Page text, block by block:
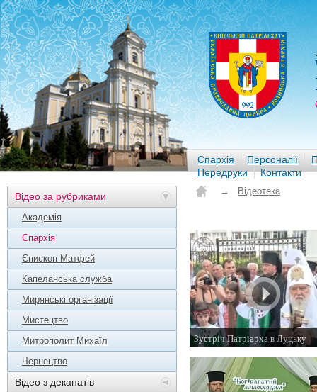
Єпархія Персоналії
Передруки
Контакти
Відео за рубриками
Академія
Єпархія
Єпископ Матфей
Капеланська служба
Мирянські організації
Мистецтво
Митрополит Михаїл
Чернецтво
Відео з деканатів
→ Відеотека
Зустріч Патріарха в Луцьку